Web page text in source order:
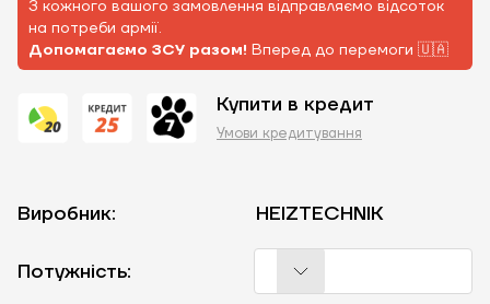
З кожного вашого замовлення відправляємо відсоток
на потреби армії.
Допомагаємо ЗСУ разом! Вперед до перемоги 🇺🇦
Купити в кредит
Умови кредитування
Виробник: HEIZTECHNIK
Потужність: